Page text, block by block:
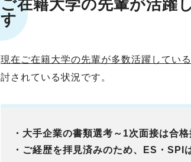
ご在籍大学の先輩が活躍
す
現在 ご在籍大学の先輩が多数活躍している
討されている状況です。
・大手企業の書類選考～1次面接は合
・ご経歴を拝見済みのため、ES・SPI